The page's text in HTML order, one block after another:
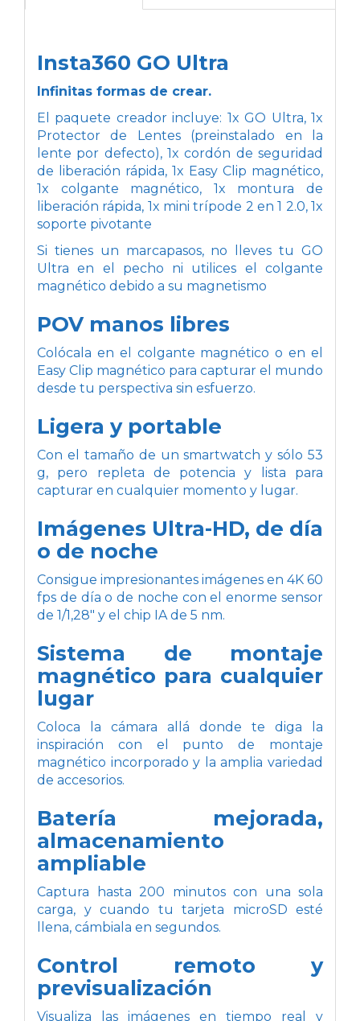
Insta360 GO Ultra
Infinitas formas de crear.
El paquete creador incluye: 1x GO Ultra, 1x
Protector de Lentes (preinstalado en la
lente por defecto), 1x cordón de seguridad
de liberación rápida, 1x Easy Clip magnético,
1x colgante magnético, 1x montura de
liberación rápida, 1x mini trípode 2 en 1 2.0, 1x
soporte pivotante
Si tienes un marcapasos, no lleves tu GO
Ultra en el pecho ni utilices el colgante
magnético debido a su magnetismo
POV manos libres
Colócala en el colgante magnético o en el
Easy Clip magnético para capturar el mundo
desde tu perspectiva sin esfuerzo.
Ligera y portable
Con el tamaño de un smartwatch y sólo 53
g, pero repleta de potencia y lista para
capturar en cualquier momento y lugar.
Imágenes Ultra-HD, de día
o de noche
Consigue impresionantes imágenes en 4K 60
fps de día o de noche con el enorme sensor
de 1/1,28" y el chip IA de 5 nm.
Sistema de montaje
magnético para cualquier
lugar
Coloca la cámara allá donde te diga la
inspiración con el punto de montaje
magnético incorporado y la amplia variedad
de accesorios.
Batería mejorada,
almacenamiento
ampliable
Captura hasta 200 minutos con una sola
carga, y cuando tu tarjeta microSD esté
llena, cámbiala en segundos.
Control remoto y
previsualización
Visualiza las imágenes en tiempo real y